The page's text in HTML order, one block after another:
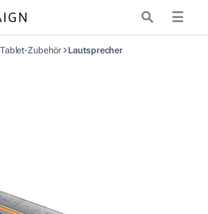
☰
Zubehör Lautsprecher